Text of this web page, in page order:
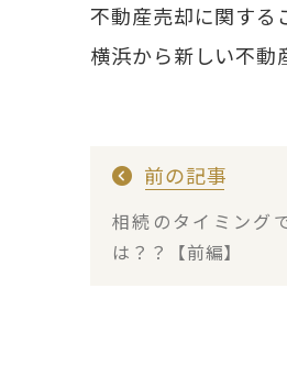
不動産売却に関する
横浜から新しい不動
前の記事
相続のタイミング
は？？【前編】